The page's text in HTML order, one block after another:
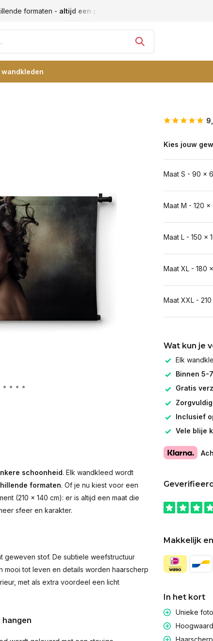
formaten -altijd een passende maat
schoonheid. Elk wandkleed wordt
formaten. Of je nu kiest voor een
(210 × 140 cm): er is altijd een maat die
sfeer en karakter.
stof. De subtiele weefstructuur
mooi tot leven en details worden haarscherp
met als extra voordeel een licht
hangen
Kies jouw
Maat S - 90 x
Maat M - 120 x
Maat L - 150 x
Maat XL - 180
Maat XXL -
Wat kun je
Elk
Binnen 5-
Gratis
Inclusief
Vele blije
Makkelijk
In het kort
Unieke